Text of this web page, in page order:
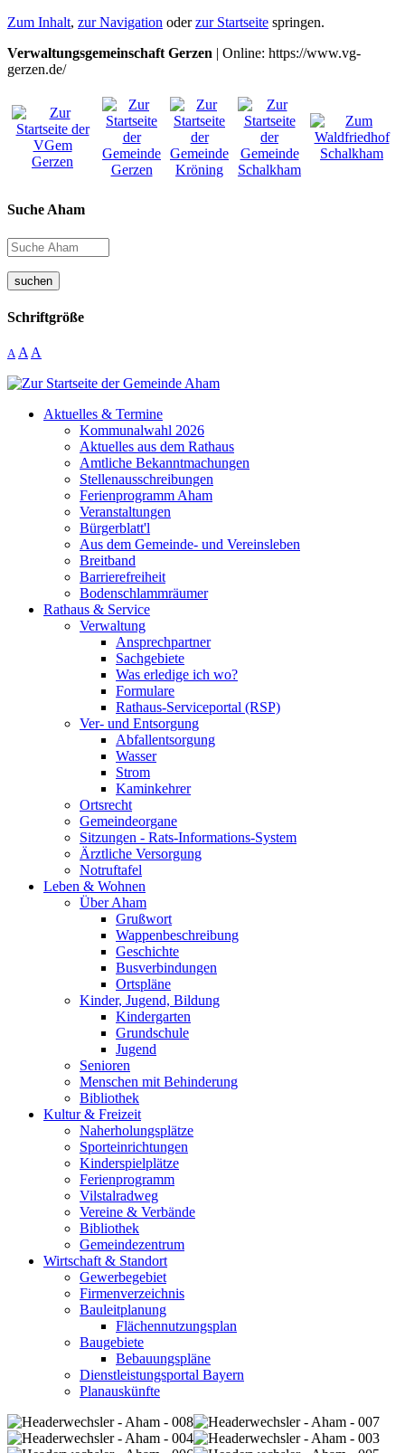
Zum Inhalt, zur Navigation oderzur Startseite springen.
Verwaltungsgemeinschaft Gerzen | Online: https://www.vg-
gerzen.de/
Suche Aham
suchen
Schriftgröße
A A A
Aktuelles & Termine
Kommunalwahl 2026
Aktuelles aus dem Rathaus
Amtliche Bekanntmachungen
Stellenausschreibungen
Ferienprogramm Aham
Veranstaltungen
Bürgerblatt'l
Aus dem Gemeinde- und Vereinsleben
Breitband
Barrierefreiheit
Bodenschlammräumer
Rathaus & Service
Verwaltung
Ansprechpartner
Sachgebiete
Was erledige ich wo?
Formulare
Rathaus-Serviceportal (RSP)
Ver- und Entsorgung
Abfallentsorgung
Wasser
Strom
Kaminkehrer
Ortsrecht
Gemeindeorgane
Sitzungen - Rats-Informations-System
Ärztliche Versorgung
Notruftafel
Leben & Wohnen
Über Aham
Grußwort
Wappenbeschreibung
Geschichte
Busverbindungen
Ortspläne
Kinder, Jugend, Bildung
Kindergarten
Grundschule
Jugend
Senioren
Menschen mit Behinderung
Bibliothek
Kultur & Freizeit
Naherholungsplätze
Sporteinrichtungen
Kinderspielplätze
Ferienprogramm
Vilstalradweg
Vereine & Verbände
Bibliothek
Gemeindezentrum
Wirtschaft & Standort
Gewerbegebiet
Firmenverzeichnis
Bauleitplanung
Flächennutzungsplan
Baugebiete
Bebauungspläne
Dienstleistungsportal Bayern
Planauskünfte